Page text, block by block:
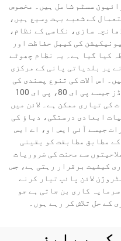
سسٹم شامل ہیں۔ مخصوص
کے شعبے بہت وسیع ہیں،
سازی، نکاسی کے نظام،
کی کیبل حفاظت اور
کیا گیا ہے۔ یہ نظام چھوٹے
پر بلدیاتی پانی کے مرکزی
اس آلات کی تنوع پسندی کی
وجہ سے مختلف پولی ایتھیلین گریڈز جیسے پی ای 80، پی ای 100
کی تیاری ممکن ہے۔ لائن میں
ابعادی درستگی، دباؤ کی
جیسے آئی ایس او، اے ایس
مطابق مطابقت کو یقینی
سے محنت کی ضروریات
کیفیت برقرار رہتی ہے، جس
لائن پائپ تیار کرنے
کاری بن جاتی ہے جو
حل تلاش کر رہے ہوں۔